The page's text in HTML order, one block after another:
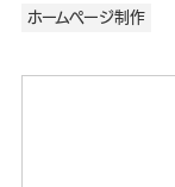
ホームページ制作